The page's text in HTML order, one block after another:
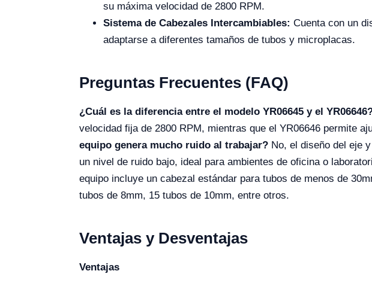
su máxima velocidad de 2800 RPM.
Sistema de Cabezales Intercambiables: Cuenta con un
adaptarse a diferentes tamaños de tubos y microplacas.
Preguntas Frecuentes (FAQ)
¿Cuál es la diferencia entre el modelo YR06645 y el YR06646
velocidad fija de 2800 RPM, mientras que el YR06646 permite
equipo genera mucho ruido al trabajar? No, el diseño del eje
un nivel de ruido bajo, ideal para ambientes de oficina o
equipo incluye un cabezal estándar para tubos de menos de
tubos de 8mm, 15 tubos de 10mm, entre otros.
Ventajas y Desventajas
Ventajas